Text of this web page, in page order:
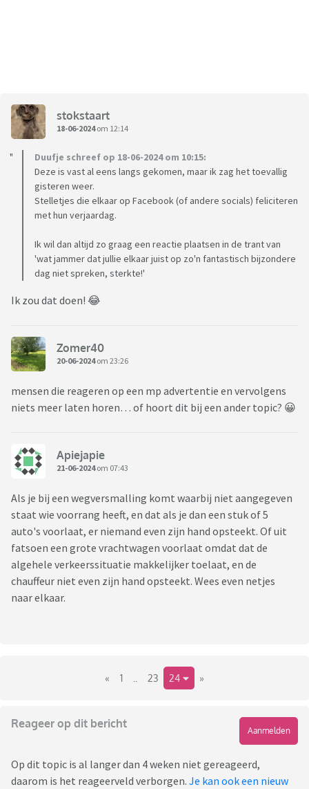
stokstaart
18-06-2024om 12:14
Duufje schreef op 18-06-2024 om 10:15:
Deze is vast al eens langs gekomen, maar ik zag het toevallig
gisteren weer.
Stelletjes die elkaar op Facebook (of andere socials) feliciteren
met hun verjaardag.
Ik wil dan altijd zo graag een reactie plaatsen in de trant van
'wat jammer dat jullie elkaar juist op zo'n fantastisch bijzondere
dag niet spreken, sterkte!'
Ik zou dat doen! 😂
Zomer40
20-06-2024om 23:26
mensen die reageren op een mp advertentie en vervolgens
niets meer laten horen… of hoort dit bij een ander topic? 😀
Apiejapie
21-06-2024om 07:43
Als je bij een wegversmalling komt waarbij niet aangegeven
staat wie voorrang heeft, en dat als je dan een stuk of 5
auto's voorlaat, er niemand even zijn hand opsteekt. Of uit
fatsoen een grote vrachtwagen voorlaat omdat dat de
algehele verkeerssituatie makkelijker toelaat, en de
chauffeur niet even zijn hand opsteekt. Wees even netjes
naar elkaar.
« 1 23 24 »
Reageer op dit bericht
Aanmelden
Op dit topic is al langer dan 4 weken niet gereageerd,
daarom is het reageerveld verborgen. Je kan ook een nieuw